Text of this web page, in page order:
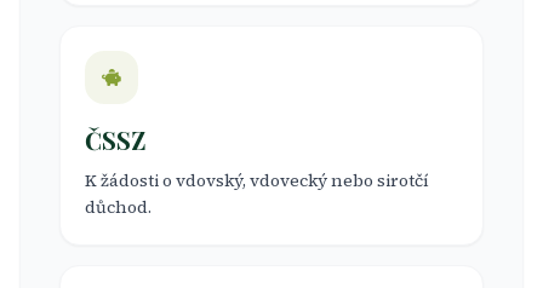
ČSSZ
K žádosti o vdovský, vdovecký nebo sirotčí
důchod.